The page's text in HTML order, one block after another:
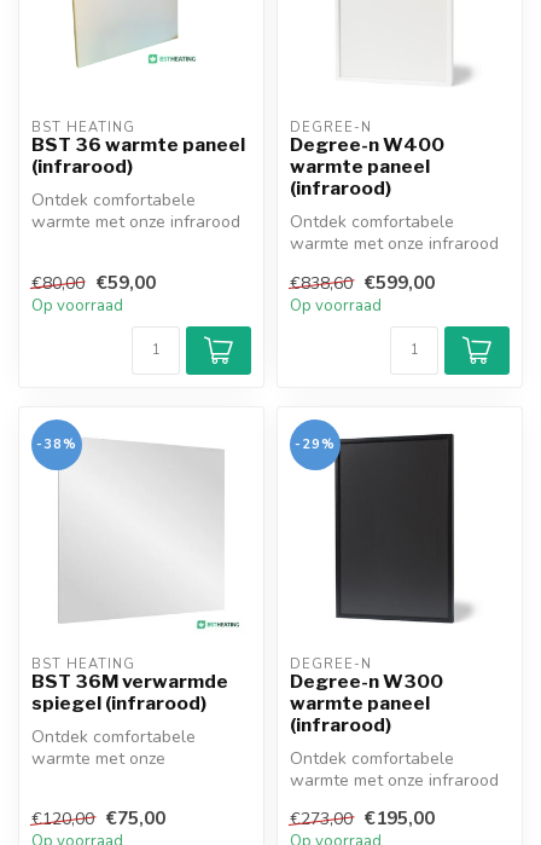
BST HEATING
BST 36 warmte paneel
(infrarood)
Ontdek comfortabele
warmte met onze infrarood
€80,00 €59,00
Op voorraad
DEGREE-N
Degree-n W400
warmte paneel
(infrarood)
Ontdek comfortabele
warmte met onze infrarood
eenvoudig te i...
€838,60 €599,00
Op voorraad
-38%
BST HEATING
BST 36M verwarmde
spiegel (infrarood)
Ontdek comfortabele
warmte met onze
€120,00 €75,00
-29%
DEGREE-N
Degree-n W300
warmte paneel
(infrarood)
Ontdek comfortabele
warmte met onze infrarood
eenvoudig te i...
€273,00 €195,00